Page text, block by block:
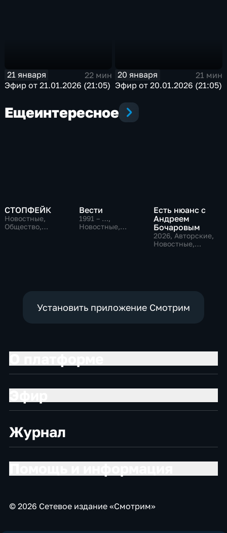
21 января
22 мин
Эфир от 21.01.2026 (21:05)
20 января
21 мин
Эфир от 20.01.2026 (21:05)
Ещеинтересное
СТОПФЕЙК
Новостные,
Общество,
Вести
1991 – …,
Новостные,
Есть нюанс с
Андреем
Бочаровым
2026, Авторские,
Новостные,
Установить приложение Смотрим
Журнал
© 2026 Сетевое издание «Смотрим»